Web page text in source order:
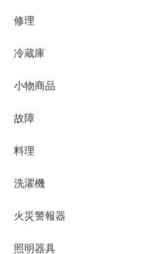
修理
冷蔵庫
小物商品
故障
料理
洗濯機
火災警報器
照明器具